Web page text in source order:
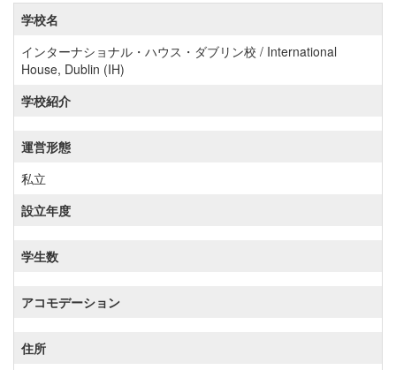
学校名
インターナショナル・ハウス・ダブリン校 / International
House, Dublin (IH)
学校紹介
運営形態
私立
設立年度
学生数
アコモデーション
住所